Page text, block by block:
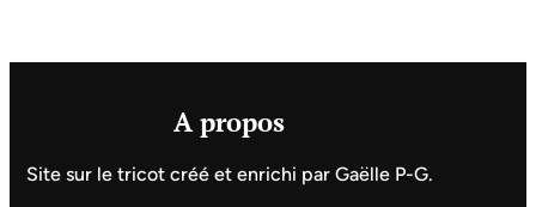
A propos
Site sur le tricot créé et enrichi par Gaëlle P-G.